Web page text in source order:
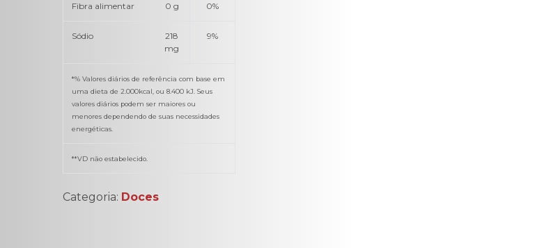
Fibra alimentar 0 g 0%
Sódio
218
mg
9%
*% Valores diários de referência com base em
uma dieta de 2.000kcal, ou 8.400 kJ. Seus
valores diários podem ser maiores ou
menores dependendo de suas necessidades
energéticas.
**VD não estabelecido.
Categoria: Doces